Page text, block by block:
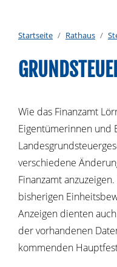
Startseite Rathaus
Wie das Finanzamt
Eigentümerinnen und
verschiedene
Finanzamt
bisherigen
Anzeigen dienten
der vorhandenen
kommenden